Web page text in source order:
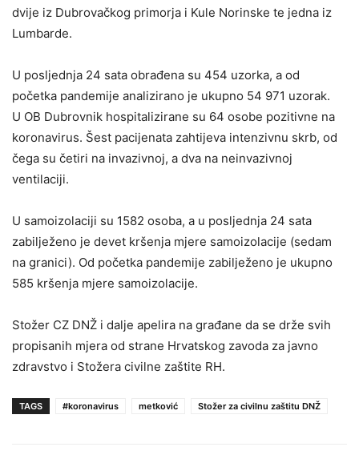
dvije iz Dubrovačkog primorja i Kule Norinske te jedna iz
Lumbarde.
U posljednja 24 sata obrađena su 454 uzorka, a od
početka pandemije analizirano je ukupno 54 971 uzorak.
U OB Dubrovnik hospitalizirane su 64 osobe pozitivne na
koronavirus. Šest pacijenata zahtijeva intenzivnu skrb, od
čega su četiri na invazivnoj, a dva na neinvazivnoj
ventilaciji.
U samoizolaciji su 1582 osoba, a u posljednja 24 sata
zabilježeno je devet kršenja mjere samoizolacije (sedam
na granici). Od početka pandemije zabilježeno je ukupno
585 kršenja mjere samoizolacije.
Stožer CZ DNŽ i dalje apelira na građane da se drže svih
propisanih mjera od strane Hrvatskog zavoda za javno
zdravstvo i Stožera civilne zaštite RH.
TAGS #koronavirus metković Stožer za civilnu zaštitu DNŽ